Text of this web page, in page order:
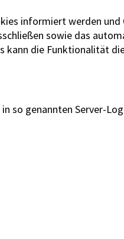
informiert werden
sowie das
kann die Funktionalität
so genannten Server-